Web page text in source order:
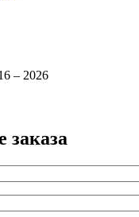
– 2026
заказа